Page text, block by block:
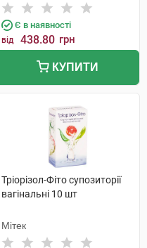
Є в наявності
від 438.80 грн
КУПИТИ
Тріорізол-Фіто супозиторії
вагінальні 10 шт
Мітек